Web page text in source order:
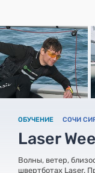
ОБУЧЕНИЕ СОЧИ
Laser
Волны, ветер,
швертботах Laser.